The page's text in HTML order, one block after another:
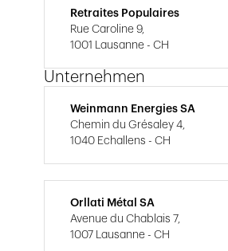
Retraites Populaires
Rue Caroline 9,
1001 Lausanne - CH
Unternehmen
Weinmann Energies SA
Chemin du Grésaley 4,
1040 Echallens - CH
Orllati Métal SA
Avenue du Chablais 7,
1007 Lausanne - CH